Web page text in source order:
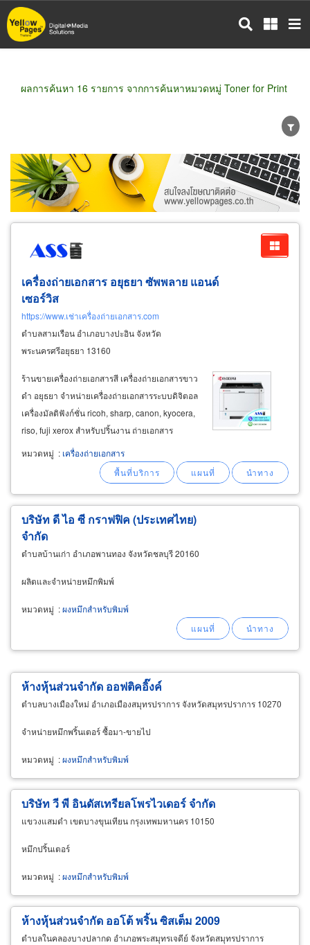
ข้าม
ไป
ผลการค้นหา 16 รายการ จากการค้นหาหมวดหมู่ Toner for Print
ขายส่ง ขายปลีก ผู้ผลิต
ตัวแทนจัดจำหน่าย
ผู้ส่งออก/นำเข้า
ธุรกิจบริการ
เครื่องถ่ายเอกสาร อยุธยา ซัพพลาย แอนด์
เซอร์วิส
https://www.เช่าเครื่องถ่ายเอกสาร.com
ตำบลสามเรือน อำเภอบางปะอิน จังหวัด
พระนครศรีอยุธยา 13160
ร้านขายเครื่องถ่ายเอกสารสี เครื่องถ่ายเอกสารขาว
ดำ อยุธยา จำหน่ายเครื่องถ่ายเอกสารระบบดิจิตอล
เครื่องมัลติฟังก์ชั่น ricoh, sharp, canon, kyocera,
riso, fuji xerox สำหรับปริ้นงาน ถ่ายเอกสาร
เน็ตเวิร์ก สแกนเอกสาร ส่งแฟกซ์
scan, fax ขายเครื่องพิมพ์สำเนาระบบดิจิตอลริโซ่
หมวดหมู่ : เครื่องถ่ายเอกสาร
บริษัท ดี ไอ ซี กราฟฟิค (ประเทศไทย)
จำกัด
ตำบลบ้านเก่า อำเภอพานทอง จังหวัดชลบุรี 20160
ผลิตและจำหน่ายหมึกพิมพ์
หมวดหมู่ :ผงหมึกสำหรับพิมพ์
ห้างหุ้นส่วนจำกัด ออฟติคอิ๊งค์
ตำบลบางเมืองใหม่ อำเภอเมืองสมุทรปราการ จังหวัดสมุทรปราการ 10270
จำหน่ายหมึกพริ้นเตอร์ ซื้อมา-ขายไป
หมวดหมู่ :ผงหมึกสำหรับพิมพ์
บริษัท วี พี อินดัสเทรียลโพรไวเดอร์ จำกัด
แขวงแสมดำ เขตบางขุนเทียน กรุงเทพมหานคร 10150
หมึกปริ้นเตอร์
หมวดหมู่ :ผงหมึกสำหรับพิมพ์
ห้างหุ้นส่วนจำกัด ออโต้ พริ้น ซิสเต็ม 2009
ตำบลในคลองบางปลากด อำเภอพระสมุทรเจดีย์ จังหวัดสมุทรปราการ